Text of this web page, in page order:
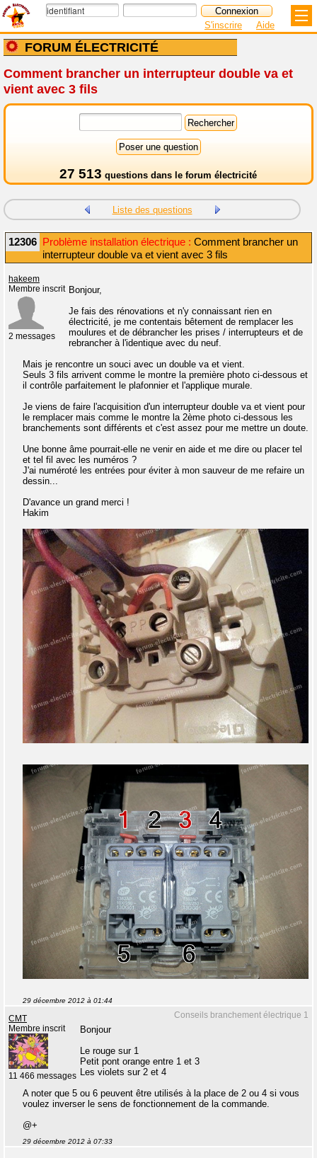
FORUM ÉLECTRICITÉ
S'inscrire Aide
Comment brancher un interrupteur double va et
vient avec 3 fils
27 513 questions dans le forum électricité
Liste des questions
12306 Problème installation électrique : Comment brancher un
interrupteur double va et vient avec 3 fils
hakeem
Membre inscrit
2 messages
Bonjour,
Je fais des rénovations et n'y connaissant rien en
électricité, je me contentais bêtement de remplacer les
moulures et de débrancher les prises / interrupteurs et de
rebrancher à l'identique avec du neuf.
Mais je rencontre un souci avec un double va et vient.
Seuls 3 fils arrivent comme le montre la première photo ci-dessous et
il contrôle parfaitement le plafonnier et l'applique murale.
Je viens de faire l'acquisition d'un interrupteur double va et vient pour
le remplacer mais comme le montre la 2ème photo ci-dessous les
branchements sont différents et c'est assez pour me mettre un doute.
Une bonne âme pourrait-elle ne venir en aide et me dire ou placer tel
et tel fil avec les numéros ?
J'ai numéroté les entrées pour éviter à mon sauveur de me refaire un
dessin...
D'avance un grand merci !
Hakim
29 décembre 2012 à 01:44
Conseils branchement électrique 1
CMT
Membre inscrit
11 466 messages
Bonjour
Le rouge sur 1
Petit pont orange entre 1 et 3
Les violets sur 2 et 4
A noter que 5 ou 6 peuvent être utilisés à la place de 2 ou 4 si vous
voulez inverser le sens de fonctionnement de la commande.
@+
29 décembre 2012 à 07:33